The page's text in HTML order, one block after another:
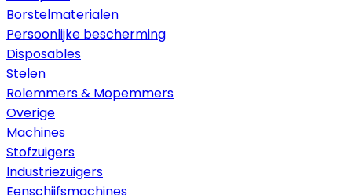
Borstelmaterialen
Persoonlijke bescherming
Disposables
Stelen
Rolemmers & Mopemmers
Overige
Machines
Stofzuigers
Industriezuigers
Eenschijfsmachines